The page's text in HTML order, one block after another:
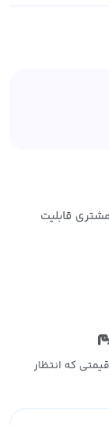
قابلیت
که انتظار